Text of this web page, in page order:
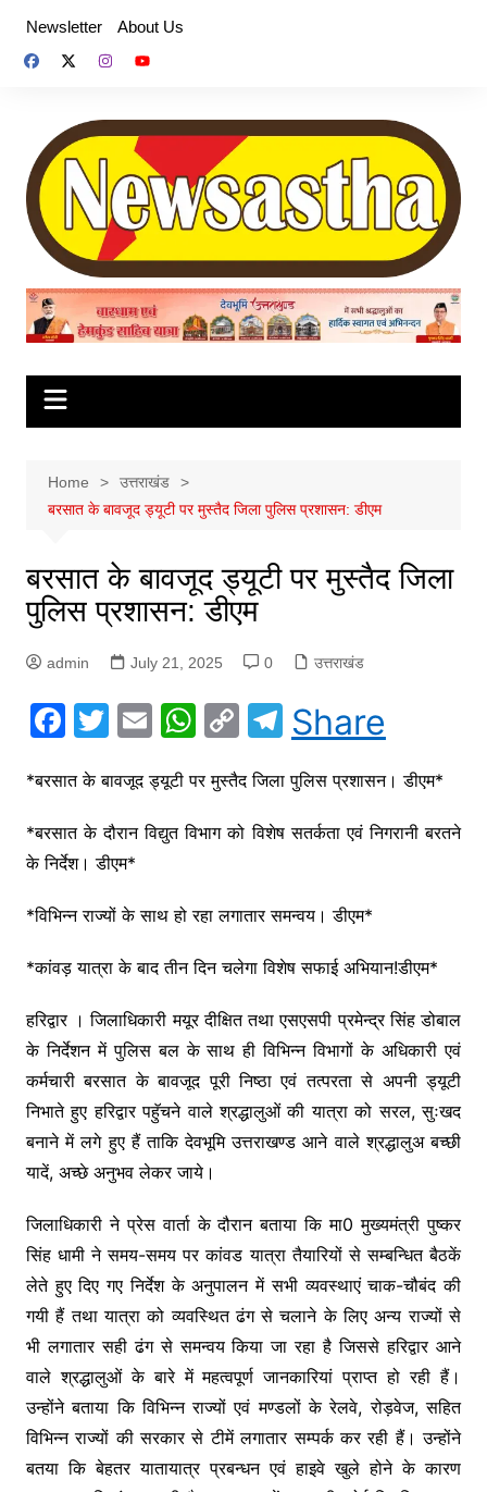
content
Newsletter About Us
Home
उत्तराखंड
बरसात के बावजूद ड्यूटी पर मुस्तैद जिला पुलिस प्रशासन: डीएम
बरसात के बावजूद ड्यूटी पर मुस्तैद जिला
पुलिस प्रशासन: डीएम
admin July 21, 2025 0 उत्तराखंड
F
c
e
b
o
k
T
itt
er
E
ai
l
W
at
s
p
C
p
y
k
T
el
e
gr
Share
*बरसात के बावजूद ड्यूटी पर मुस्तैद जिला पुलिस प्रशासन। डीएम*
*बरसात के दौरान विद्युत विभाग को विशेष सतर्कता एवं निगरानी बरतने
के निर्देश। डीएम*
*विभिन्न राज्यों के साथ हो रहा लगातार समन्वय। डीएम*
*कांवड़ यात्रा के बाद तीन दिन चलेगा विशेष सफाई अभियान!डीएम*
हरिद्वार । जिलाधिकारी मयूर दीक्षित तथा एसएसपी प्रमेन्द्र सिंह डोबाल
के निर्देशन में पुलिस बल के साथ ही विभिन्न विभागों के अधिकारी एवं
कर्मचारी बरसात के बावजूद पूरी निष्ठा एवं तत्परता से अपनी ड्यूटी
निभाते हुए हरिद्वार पहुॅचने वाले श्रद्धालुओं की यात्रा को सरल, सुःखद
बनाने में लगे हुए हैं ताकि देवभूमि उत्तराखण्ड आने वाले श्रद्धालुअ बच्छी
यादें, अच्छे अनुभव लेकर जाये।
जिलाधिकारी ने प्रेस वार्ता के दौरान बताया कि मा0 मुख्यमंत्री पुष्कर
सिंह धामी ने समय-समय पर कांवड यात्रा तैयारियों से सम्बन्धित बैठकें
लेते हुए दिए गए निर्देश के अनुपालन में सभी व्यवस्थाएं चाक-चौबंद की
गयी हैं तथा यात्रा को व्यवस्थित ढंग से चलाने के लिए अन्य राज्यों से
भी लगातार सही ढंग से समन्वय किया जा रहा है जिससे हरिद्वार आने
वाले श्रद्धालुओं के बारे में महत्वपूर्ण जानकारियां प्राप्त हो रही हैं।
उन्होंने बताया कि विभिन्न राज्यों एवं मण्डलों के रेलवे, रोड़वेज, सहित
विभिन्न राज्यों की सरकार से टीमें लगातार सम्पर्क कर रही हैं। उन्होंने
बतया कि बेहतर यातायात्र प्रबन्धन एवं हाइवे खुले होने के कारण